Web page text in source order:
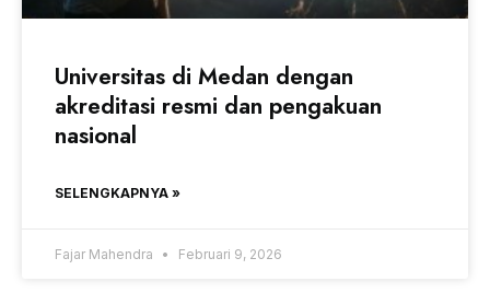
Universitas di Medan dengan
akreditasi resmi dan pengakuan
nasional
SELENGKAPNYA »
Fajar Mahendra Februari 9, 2026